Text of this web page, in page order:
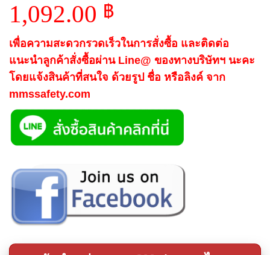
1,092.00 ฿
เพื่อความสะดวกรวดเร็วในการสั่งซื้อ และติดต่อ
แนะนำลูกค้าสั่งซื้อผ่าน Line@ ของทางบริษัทฯ นะคะ
โดยแจ้งสินค้าที่สนใจ ด้วยรูป ชื่อ หรือลิงค์ จาก
mmssafety.com